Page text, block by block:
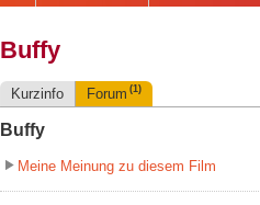
Buffy
Kurzinfo Forum (1)
Buffy
Meine Meinung zu diesem Film